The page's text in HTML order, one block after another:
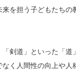
来を担う子どもたちの
「剣道」といった「道
なく人間性の向上や人